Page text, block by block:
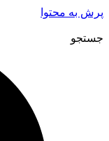
پرش به محتوا
جستجو